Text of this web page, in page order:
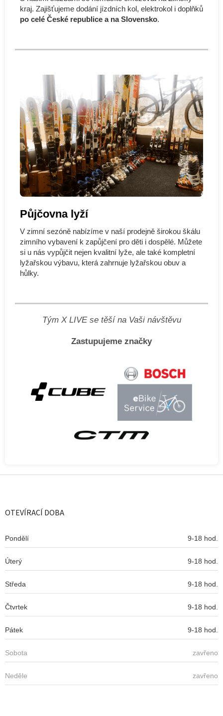
kraj. Zajišťujeme dodání jízdních kol, elektrokol i doplňků
po celé České republice a na Slovensko.
Půjčovna lyží
V zimní sezóně nabízíme v naší prodejně širokou škálu
zimního vybavení k zapůjčení pro děti i dospělé. Můžete
si u nás vypůjčit nejen kvalitní lyže, ale také kompletní
lyžařskou výbavu, která zahrnuje lyžařskou obuv a
hůlky.
Tým X LIVE se těší na Vaši návštěvu
Zastupujeme značky
Z
OTEVÍRACÍ DOBA
Pondělí 9-18 hod.
Úterý 9-18 hod.
Středa 9-18 hod.
Čtvrtek 9-18 hod.
Pátek 9-18 hod.
Sobota zavřeno
Neděle zavřeno